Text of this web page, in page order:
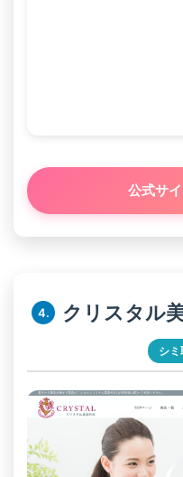
公式サ
4. クリスタル
シミ